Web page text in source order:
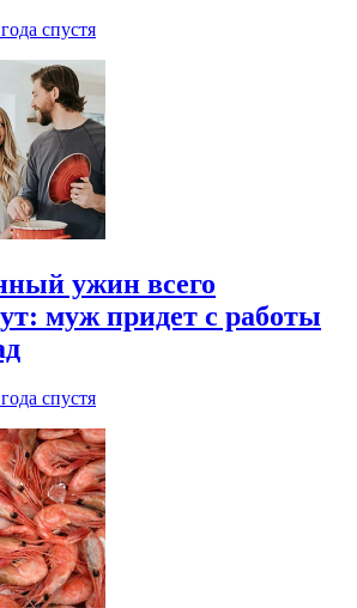
спустя
ужин всего
муж придет с работы
спустя